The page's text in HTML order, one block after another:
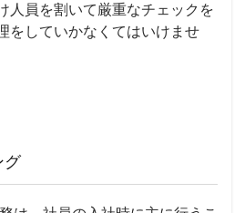
人員を割いて厳重なチェックを
をしていかなくてはいけませ
グ